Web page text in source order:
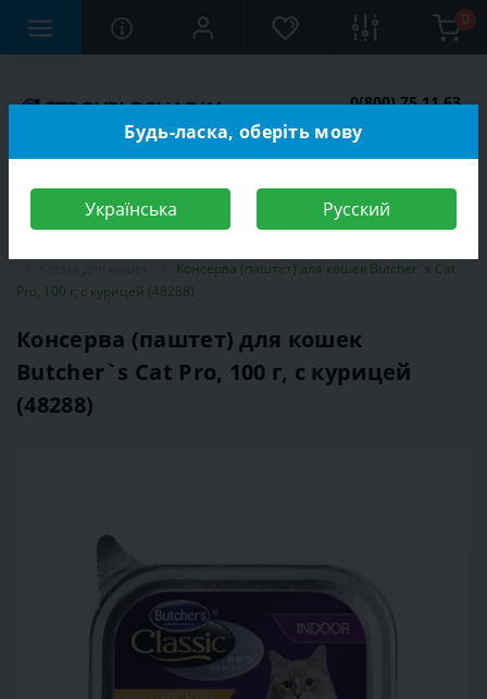
0
0(800) 75 11 63
Консерва (паштет) для кошек Butcher`s Cat
Pro, 100 г, с курицей (48288)
Консерва (паштет) для кошек
Butcher`s Cat Pro, 100 г, с курицей
(48288)
Будь-ласка, оберіть мову
Українська Русский